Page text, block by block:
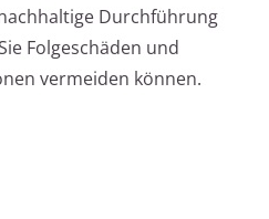
Durchführung
Folgeschäden und
vermeiden können.